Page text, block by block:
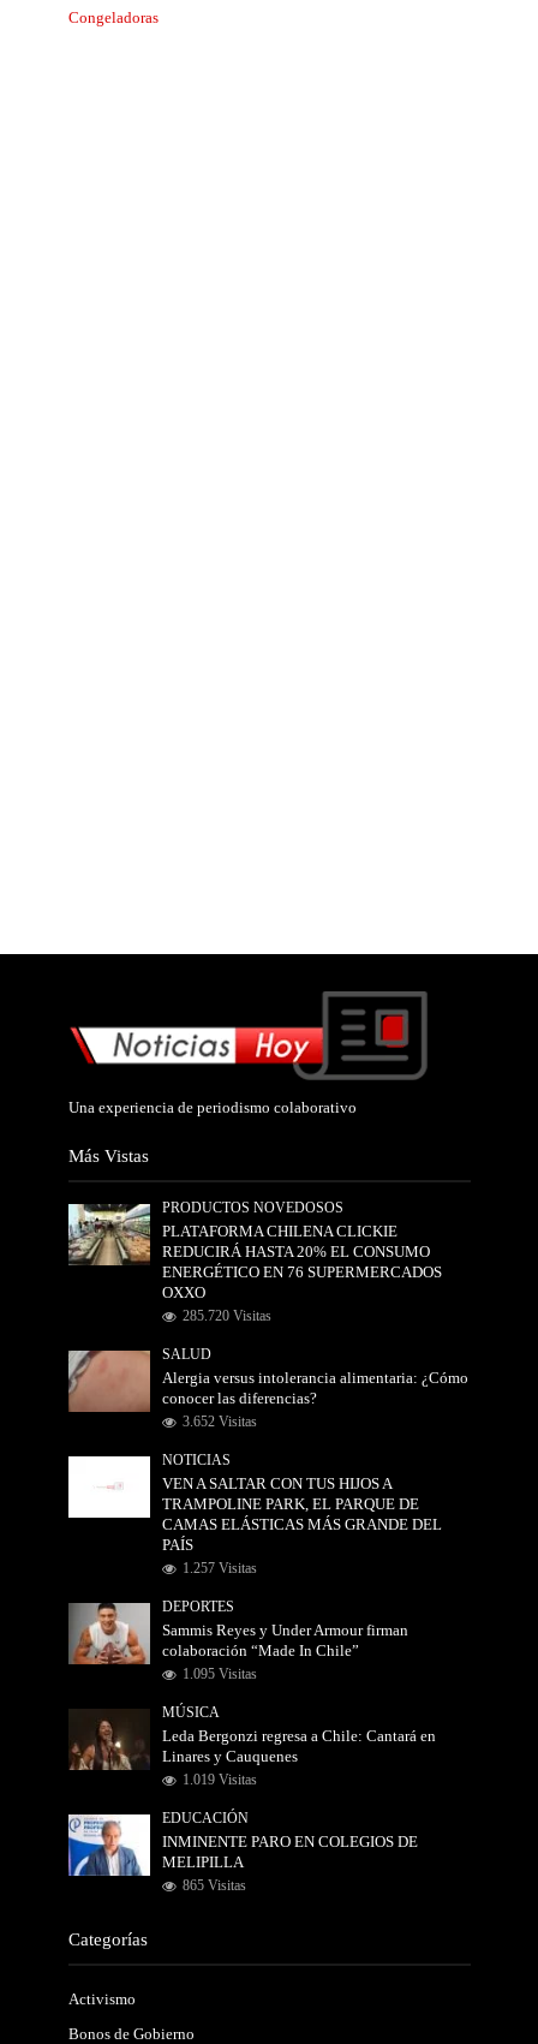
Congeladoras
Una experiencia de periodismo colaborativo
Más Vistas
PRODUCTOS NOVEDOSOS
PLATAFORMA CHILENA CLICKIE
REDUCIRÁ HASTA 20% EL CONSUMO
ENERGÉTICO EN 76 SUPERMERCADOS
OXXO
285.720 Visitas
SALUD
Alergia versus intolerancia alimentaria: ¿Cómo
conocer las diferencias?
3.652 Visitas
NOTICIAS
VEN A SALTAR CON TUS HIJOS A
TRAMPOLINE PARK, EL PARQUE DE
CAMAS ELÁSTICAS MÁS GRANDE DEL
PAÍS
1.257 Visitas
DEPORTES
Sammis Reyes y Under Armour firman
colaboración “Made In Chile”
1.095 Visitas
MÚSICA
Leda Bergonzi regresa a Chile: Cantará en
Linares y Cauquenes
1.019 Visitas
EDUCACIÓN
INMINENTE PARO EN COLEGIOS DE
MELIPILLA
865 Visitas
Categorías
Activismo
Bonos de Gobierno